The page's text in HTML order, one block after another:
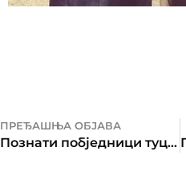
ПРЕЂАШЊА ОБЈАВА
Познати побједници туцијаде 2022.